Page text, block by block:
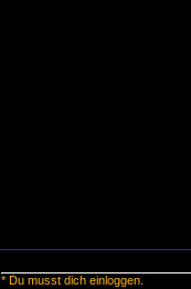
* Du musst dich einloggen.